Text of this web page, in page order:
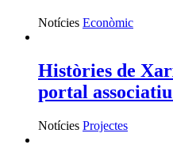
Notícies Econòmic
Històries de
portal
Notícies Projectes